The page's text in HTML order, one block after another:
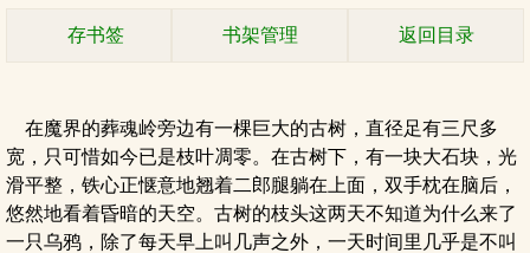
存书签 书架管理 返回目录
在魔界的葬魂岭旁边有一棵巨大的古树，直径足有三尺多
宽，只可惜如今已是枝叶凋零。在古树下，有一块大石块，光
滑平整，铁心正惬意地翘着二郎腿躺在上面，双手枕在脑后，
悠然地看着昏暗的天空。古树的枝头这两天不知道为什么来了
一只乌鸦，除了每天早上叫几声之外，一天时间里几乎是不叫